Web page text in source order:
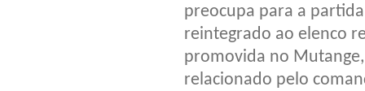
preocupa para a
reintegrado ao elenco
promovida no
relacionado pelo